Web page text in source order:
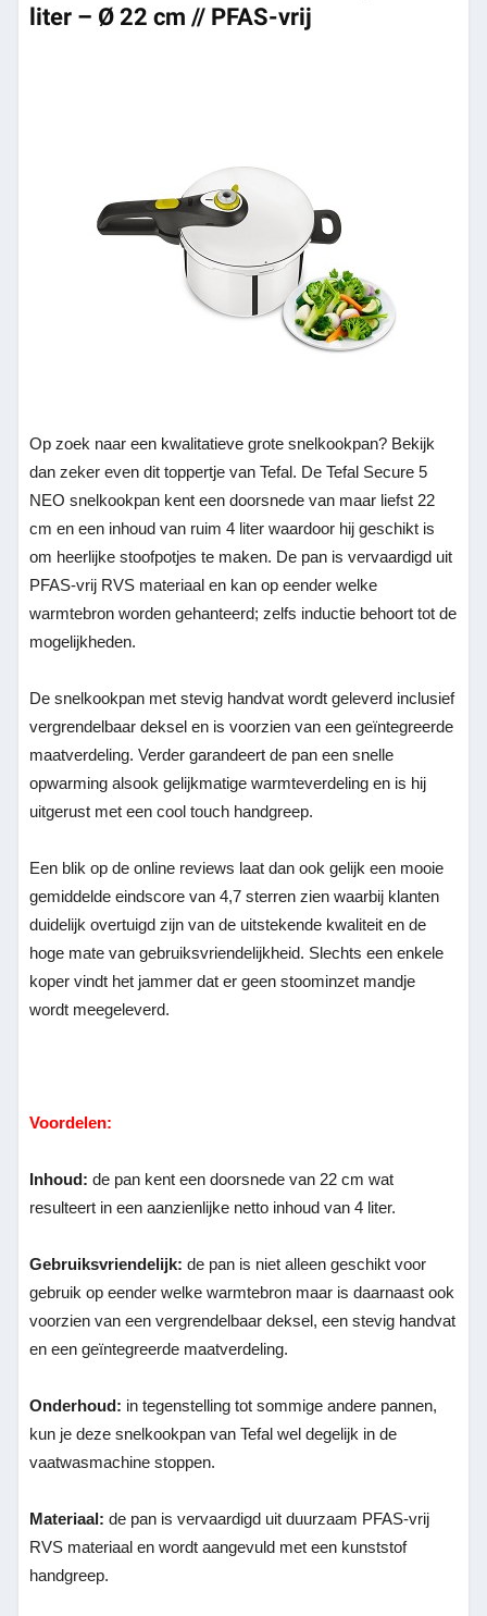
liter – Ø 22 cm // PFAS-vrij
Op zoek naar een kwalitatieve grote snelkookpan? Bekijk
dan zeker even dit toppertje van Tefal. De Tefal Secure 5
NEO snelkookpan kent een doorsnede van maar liefst 22
cm en een inhoud van ruim 4 liter waardoor hij geschikt is
om heerlijke stoofpotjes te maken. De pan is vervaardigd uit
PFAS-vrij RVS materiaal en kan op eender welke
warmtebron worden gehanteerd; zelfs inductie behoort tot de
mogelijkheden.
De snelkookpan met stevig handvat wordt geleverd inclusief
vergrendelbaar deksel en is voorzien van een geïntegreerde
maatverdeling. Verder garandeert de pan een snelle
opwarming alsook gelijkmatige warmteverdeling en is hij
uitgerust met een cool touch handgreep.
Een blik op de online reviews laat dan ook gelijk een mooie
gemiddelde eindscore van 4,7 sterren zien waarbij klanten
duidelijk overtuigd zijn van de uitstekende kwaliteit en de
hoge mate van gebruiksvriendelijkheid. Slechts een enkele
koper vindt het jammer dat er geen stoominzet mandje
wordt meegeleverd.
Voordelen:
Inhoud: de pan kent een doorsnede van 22 cm wat
resulteert in een aanzienlijke netto inhoud van 4 liter.
Gebruiksvriendelijk: de pan is niet alleen geschikt voor
gebruik op eender welke warmtebron maar is daarnaast ook
voorzien van een vergrendelbaar deksel, een stevig handvat
en een geïntegreerde maatverdeling.
Onderhoud: in tegenstelling tot sommige andere pannen,
kun je deze snelkookpan van Tefal wel degelijk in de
vaatwasmachine stoppen.
Materiaal:de pan is vervaardigd uit duurzaam PFAS-vrij
RVS materiaal en wordt aangevuld met een kunststof
handgreep.